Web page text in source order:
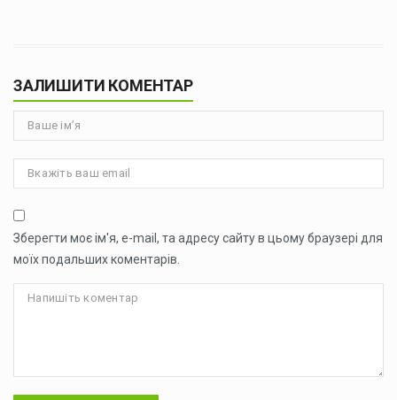
ЗАЛИШИТИ КОМЕНТАР
Зберегти моє ім'я, e-mail, та адресу сайту в цьому браузері для
моїх подальших коментарів.